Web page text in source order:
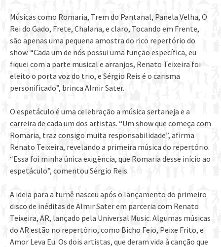
Músicas como Romaria, Trem do Pantanal, Panela Velha, O
Rei do Gado, Frete, Chalana, e claro, Tocando em Frente,
são apenas uma pequena amostra do rico repertório do
show. “Cada um de nós possui uma função específica, eu
fiquei com a parte musical e arranjos, Renato Teixeira foi
eleito o porta voz do trio, e Sérgio Reis é o carisma
personificado”, brinca Almir Sater.
O espetáculo é uma celebração a música sertaneja e a
carreira de cada um dos artistas. “Um show que começa com
Romaria, traz consigo muita responsabilidade”, afirma
Renato Teixeira, revelando a primeira música do repertório.
“Essa foi minha única exigência, que Romaria desse início ao
espetáculo”, comentou Sérgio Reis.
A ideia para a turnê nasceu após o lançamento do primeiro
disco de inéditas de Almir Sater em parceria com Renato
Teixeira, AR, lançado pela Universal Music. Algumas músicas
do AR estão no repertório, como Bicho Feio, Peixe Frito, e
Amor Leva Eu. Os dois artistas, que deram vida à canção que